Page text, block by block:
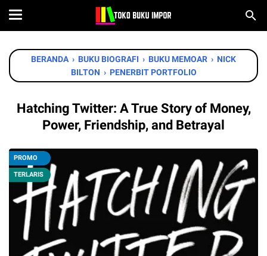
BERANDA › BUKU BIOGRAFI › BUKU MEMOAR › NICK
BILTON › PENERBIT PORTFOLIO
Hatching Twitter: A True Story of Money,
Power, Friendship, and Betrayal
PROMO
TERLARIS